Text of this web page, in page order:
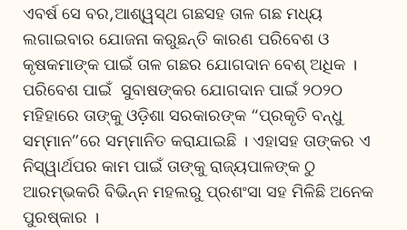
ଏବର୍ଷ ସେ ବର,ଆଶ୍ୱସ୍ଥ ଗଛସହ ତାଳ ଗଛ ମଧ୍ୟ
ଲଗାଇବାର ଯୋଜନା କରୁଛନ୍ତି କାରଣ ପରିବେଶ ଓ
କୃଷକମାଙ୍କ ପାଇଁ ତାଳ ଗଛର ଯୋଗଦାନ ବେଶ୍ ଅଧିକ ।
ପରିବେଶ ପାଇଁ ସୁବାଷଙ୍କର ଯୋଗଦାନ ପାଇଁ ୨୦୨୦
ମହିହାରେ ତାଙ୍କୁ ଓଡ଼ିଶା ସରକାରଙ୍କ “ପ୍ରକୃତି ବନ୍ଧୁ
ସମ୍ମାନ”ରେ ସମ୍ମାନିତ କରାଯାଇଛି । ଏହାସହ ତାଙ୍କର ଏ
ନିସ୍ୱାର୍ଥପର କାମ ପାଇଁ ତାଙ୍କୁ ରାଜ୍ୟପାଳଙ୍କ ଠୁ
ଆରମ୍ଭକରି ବିଭିନ୍ନ ମହଲରୁ ପ୍ରଶଂସା ସହ ମିଳିଛି ଅନେକ
ପୁରଷ୍କାର ।